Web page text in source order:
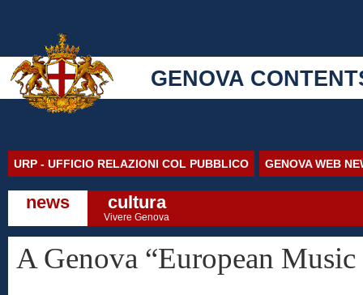
GENOVA
URP - UFFICIO RELAZIONI COL PUBBLICO GENOVA WEB
news cultura
Vivere Genova
A Genova “European